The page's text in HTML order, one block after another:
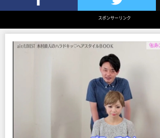
Twitterでツイート
スポンサーリンク